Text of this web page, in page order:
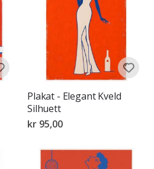
Plakat - Elegant Kveld
Silhuett
kr 95,00